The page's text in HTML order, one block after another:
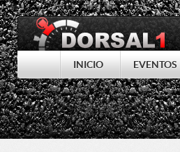
INICIO EVENTOS